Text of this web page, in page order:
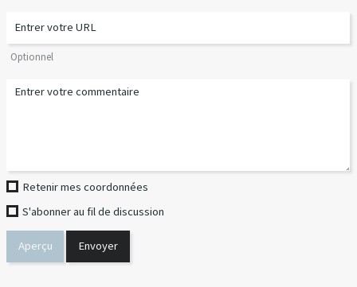
Optionnel
Retenir mes coordonnées
S'abonner au fil de discussion